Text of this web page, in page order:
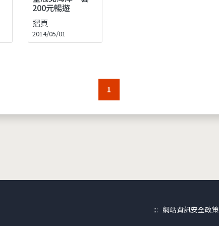
200元暢遊
摺頁
2014/05/01
1
::: 網站資訊安全政策